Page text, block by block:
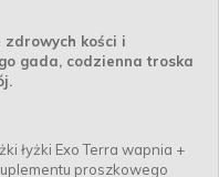
zdrowych kości i
gada, codzienna troska
łyżki Exo Terra wapnia +
proszkowego